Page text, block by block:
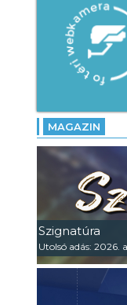
MAGAZIN
Szignatúra
Utolsó adás: 2026.